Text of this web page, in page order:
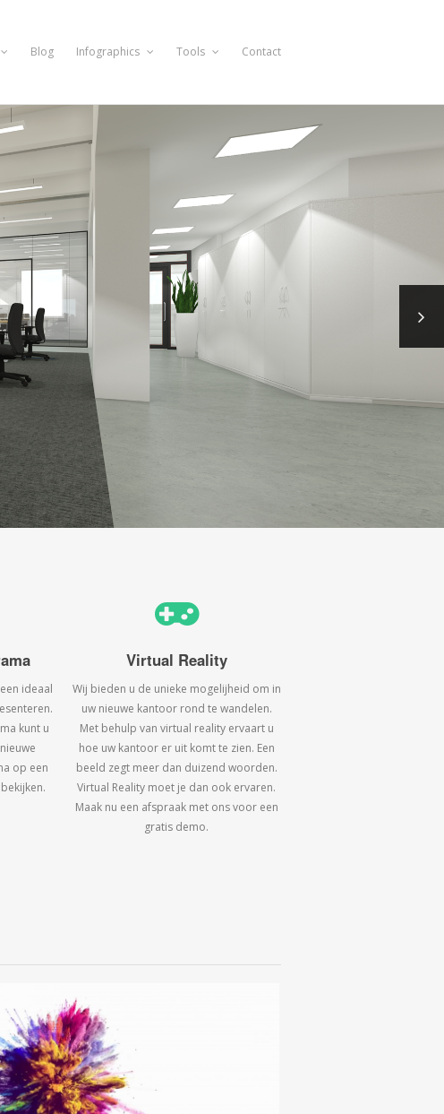
Blog Infographics Tools Contact
ideaal
kunt u
op een
Virtual Reality
Wij bieden u de unieke mogelijheid om in
uw nieuwe kantoor rond te wandelen.
Met behulp van virtual reality ervaart u
hoe uw kantoor er uit komt te zien. Een
beeld zegt meer dan duizend woorden.
Virtual Reality moet je dan ook ervaren.
Maak nu een afspraak met ons voor een
gratis demo.